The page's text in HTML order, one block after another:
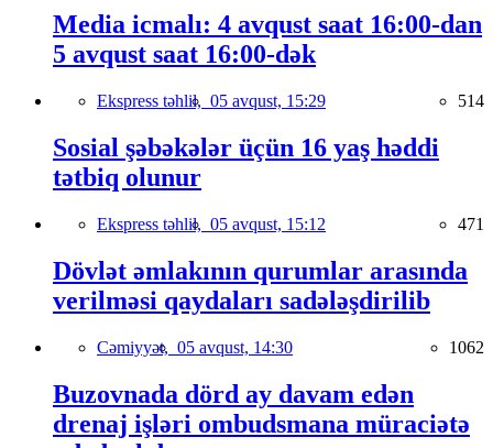
Media icmalı: 4 avqust saat 16:00-dan
5 avqust saat 16:00-dək
Ekspress təhlil, 05 avqust, 15:29 514
Sosial şəbəkələr üçün 16 yaş həddi
tətbiq olunur
Ekspress təhlil, 05 avqust, 15:12 471
Dövlət əmlakının qurumlar arasında
verilməsi qaydaları sadələşdirilib
Cəmiyyət, 05 avqust, 14:30 1062
Buzovnada dörd ay davam edən
drenaj işləri ombudsmana müraciətə